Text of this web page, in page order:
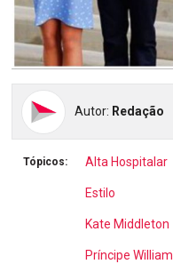
Autor: Redação
Tópicos: Alta Hospitalar
Estilo
Kate Middleton
Príncipe William